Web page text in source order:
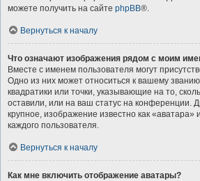
можете получить на сайте phpBB®.
Вернуться к началу
Что означают изображения рядом с моим
Вместе с именем пользователя могут
Одно из них может относиться к вашему
квадратики или точки, указывающие на то,
оставили, или на ваш статус на конференции.
крупное, изображение известно как «аватара»
каждого пользователя.
Вернуться к началу
Как мне включить отображение аватары?